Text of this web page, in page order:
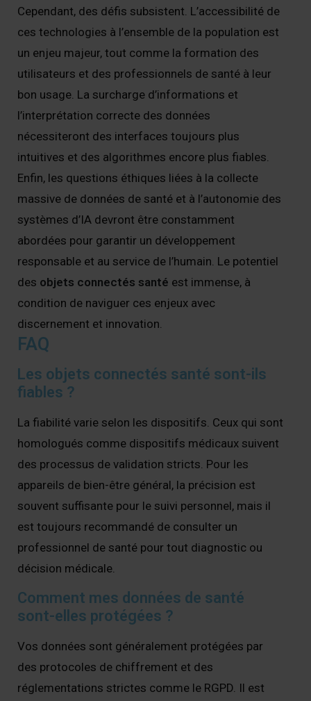
Cependant, des défis subsistent. L’accessibilité de
ces technologies à l’ensemble de la population est
un enjeu majeur, tout comme la formation des
utilisateurs et des professionnels de santé à leur
bon usage. La surcharge d’informations et
l’interprétation correcte des données
nécessiteront des interfaces toujours plus
intuitives et des algorithmes encore plus fiables.
Enfin, les questions éthiques liées à la collecte
massive de données de santé et à l’autonomie des
systèmes d’IA devront être constamment
abordées pour garantir un développement
responsable et au service de l’humain. Le potentiel
des objets connectés santé est immense, à
condition de naviguer ces enjeux avec
discernement et innovation.
FAQ
Les objets connectés santé sont-ils
fiables ?
La fiabilité varie selon les dispositifs. Ceux qui sont
homologués comme dispositifs médicaux suivent
des processus de validation stricts. Pour les
appareils de bien-être général, la précision est
souvent suffisante pour le suivi personnel, mais il
est toujours recommandé de consulter un
professionnel de santé pour tout diagnostic ou
décision médicale.
Comment mes données de santé
sont-elles protégées ?
Vos données sont généralement protégées par
des protocoles de chiffrement et des
réglementations strictes comme le RGPD. Il est